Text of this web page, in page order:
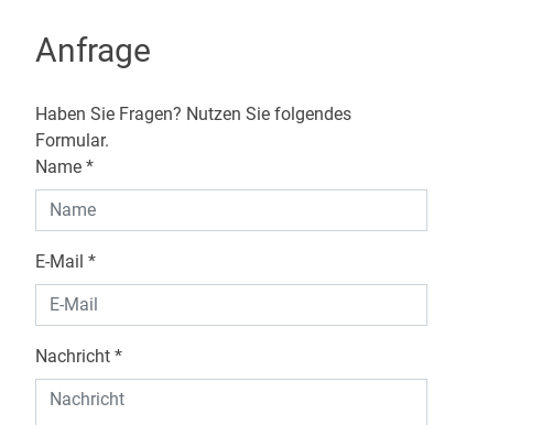
Anfrage
Haben Sie Fragen? Nutzen Sie folgendes
Formular.
Name *
E-Mail *
Nachricht *